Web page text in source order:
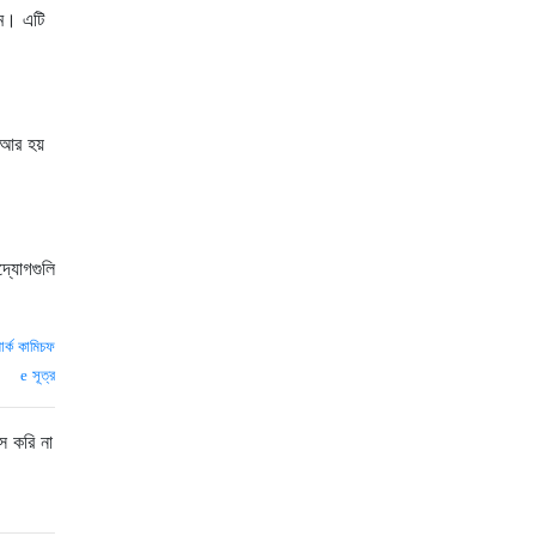
এটি
আর হয়
কামিচফ
সূত্র
করি না